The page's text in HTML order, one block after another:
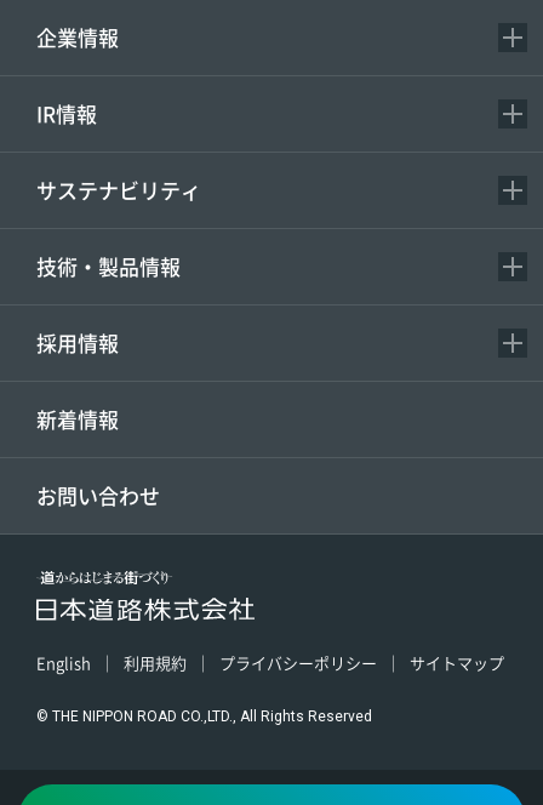
企業情報
IR情報
サステナビリティ
技術・製品情報
採用情報
新着情報
お問い合わせ
English 利用規約 プライバシーポリシー サイトマップ
© THE NIPPON ROAD CO.,LTD., All Rights Reserved